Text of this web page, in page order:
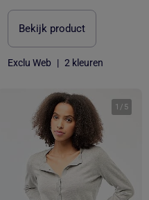
Bekijk product
Exclu Web | 2 kleuren
1 / 5